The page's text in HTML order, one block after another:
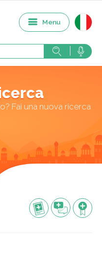
Menu
Fai una nuova ricerca